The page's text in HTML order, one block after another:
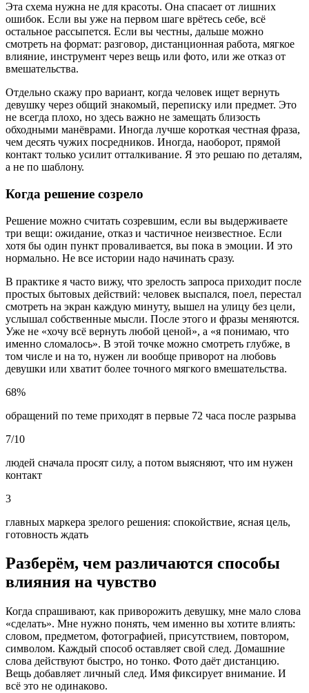
Эта схема нужна не для красоты. Она спасает от лишних
ошибок. Если вы уже на первом шаге врётесь себе, всё
остальное рассыпется. Если вы честны, дальше можно
смотреть на формат: разговор, дистанционная работа, мягкое
влияние, инструмент через вещь или фото, или же отказ от
вмешательства.
Отдельно скажу про вариант, когда человек ищет вернуть
девушку через общий знакомый, переписку или предмет. Это
не всегда плохо, но здесь важно не замещать близость
обходными манёврами. Иногда лучше короткая честная фраза,
чем десять чужих посредников. Иногда, наоборот, прямой
контакт только усилит отталкивание. Я это решаю по деталям,
а не по шаблону.
Когда решение созрело
Решение можно считать созревшим, если вы выдерживаете
три вещи: ожидание, отказ и частичное неизвестное. Если
хотя бы один пункт проваливается, вы пока в эмоции. И это
нормально. Не все истории надо начинать сразу.
В практике я часто вижу, что зрелость запроса приходит после
простых бытовых действий: человек выспался, поел, перестал
смотреть на экран каждую минуту, вышел на улицу без цели,
услышал собственные мысли. После этого и фразы меняются.
Уже не «хочу всё вернуть любой ценой», а «я понимаю, что
именно сломалось». В этой точке можно смотреть глубже, в
том числе и на то, нужен ли вообще приворот на любовь
девушки или хватит более точного мягкого вмешательства.
68%
обращений по теме приходят в первые 72 часа после разрыва
7/10
людей сначала просят силу, а потом выясняют, что им нужен
контакт
3
главных маркера зрелого решения: спокойствие, ясная цель,
готовность ждать
Разберём, чем различаются способы
влияния на чувство
Когда спрашивают, как приворожить девушку, мне мало слова
«сделать». Мне нужно понять, чем именно вы хотите влиять:
словом, предметом, фотографией, присутствием, повтором,
символом. Каждый способ оставляет свой след. Домашние
слова действуют быстро, но тонко. Фото даёт дистанцию.
Вещь добавляет личный след. Имя фиксирует внимание. И
всё это не одинаково.